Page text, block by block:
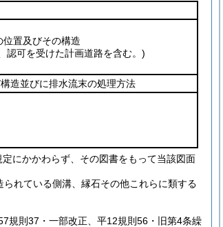
置及びその構造
認可を受けた計画道路を含む。)
造並びに排水流末の処理方法
定にかかわらず、その図書をもって当該図面
れている側溝、縁石その他これらに類する
規則37・一部改正、平12規則56・旧第4条繰